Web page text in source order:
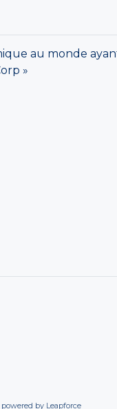
au monde
»
by Leapforce